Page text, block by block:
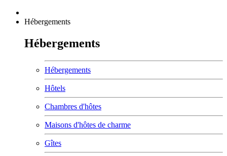
Hébergements
Hébergements
Hébergements
Hôtels
Chambres d'hôtes
Maisons d'hôtes de charme
Gîtes